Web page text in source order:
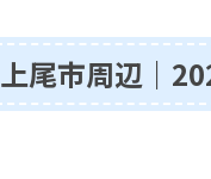
上尾市周辺｜